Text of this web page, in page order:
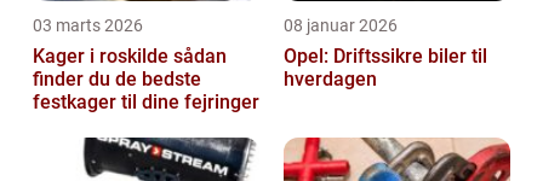
03 marts 2026
Kager i roskilde sådan
finder du de bedste
festkager til dine fejringer
08 januar 2026
Opel: Driftssikre biler til
hverdagen